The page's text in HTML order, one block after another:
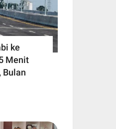
ke
Menit
Bulan